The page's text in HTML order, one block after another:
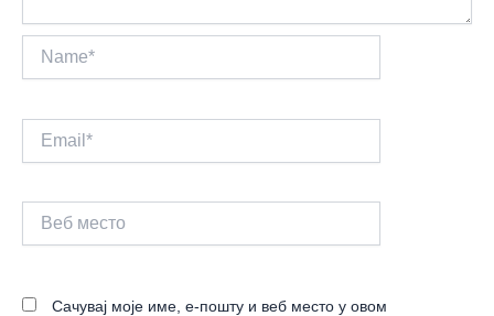
Name*
Веб
место
Сачувај моје име, е-пошту и веб место у овом